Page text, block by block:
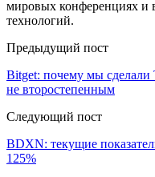
мировых конференциях и
технологий.
Предыдущий пост
Bitget: почему мы
не второстепенным
Следующий пост
BDXN: текущие
125%